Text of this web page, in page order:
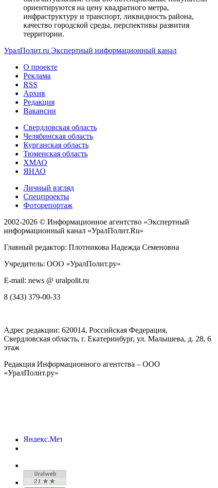
ориентируются на цену квадратного метра,
инфраструктуру и транспорт, ликвидность района,
качество городской среды, перспективы развития
территории.
УралПолит.ru Экспертный информационный канал
О проекте
Реклама
RSS
Архив
Редакция
Вакансии
Свердловская область
Челябинская область
Курганская область
Тюменская область
ХМАО
ЯНАО
Личный взгляд
Спецпроекты
Фоторепортаж
2002-2026 © Информационное агентство «Экспертный
информационный канал «УралПолит.Ru»
Главный редактор: Плотникова Надежда Семеновна
Учредитель: ООО «УралПолит.ру»
E-mail: news @ uralpolit.ru
8 (343) 379-00-33
Адрес редакции: 620014, Российская Федерация,
Свердловская область, г. Екатеринбург, ул. Малышева, д. 28, 6
этаж
Редакция Информационного агентства – ООО
«УралПолит.ру»